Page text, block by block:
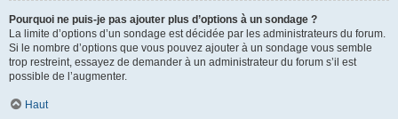
Pourquoi ne puis-je pas ajouter plus d’options à un sondage ?
La limite d’options d’un sondage est décidée par les administrateurs du forum.
Si le nombre d’options que vous pouvez ajouter à un sondage vous semble
trop restreint, essayez de demander à un administrateur du forum s’il est
possible de l’augmenter.
Haut